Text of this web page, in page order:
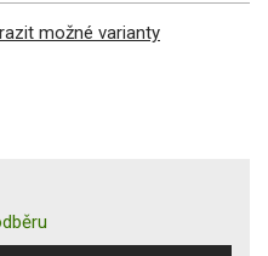
možné varianty